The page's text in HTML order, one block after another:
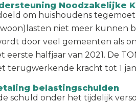
Noodzakelijke
om huishoudens
niet meer kunnen
door veel gemeenten als
eerste halfjaar van 2021. De
terugwerkende kracht tot 1
belastingschulden
schuld onder het tijdelijk